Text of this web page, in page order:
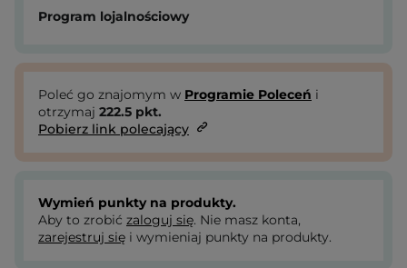
Program lojalnościowy
Poleć go znajomym w Programie Poleceń i
otrzymaj 222.5 pkt.
Pobierz link polecający
Wymień punkty na produkty.
Aby to zrobić zaloguj się. Nie masz konta,
zarejestruj się i wymieniaj punkty na produkty.